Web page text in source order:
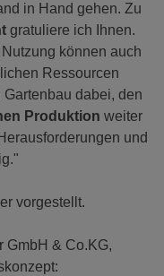
in Hand gehen. Zu
gratuliere ich Ihnen.
können auch
Ressourcen
dabei, den
Produktion weiter
und
vorgestellt.
GmbH & Co.KG,